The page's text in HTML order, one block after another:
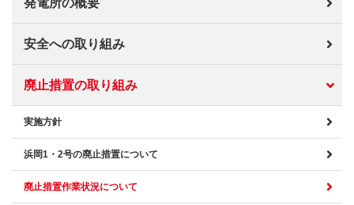
発電所の概要
安全への取り組み
廃止措置の取り組み
実施方針
浜岡1・2号の廃止措置について
廃止措置作業状況について